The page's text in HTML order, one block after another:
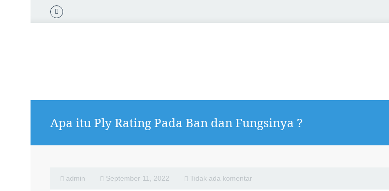
Apa itu Ply Rating Pada Ban dan Fungsinya ?
admin September 11, 2022 Tidak ada komentar